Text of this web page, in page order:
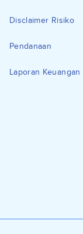
Disclaimer Risiko
Pendanaan
Laporan Keuangan